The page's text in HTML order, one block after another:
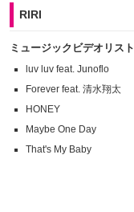
RIRI
ミュージックビデオリスト
luv luv feat. Junoflo
Forever feat. 清水翔太
HONEY
Maybe One Day
That's My Baby